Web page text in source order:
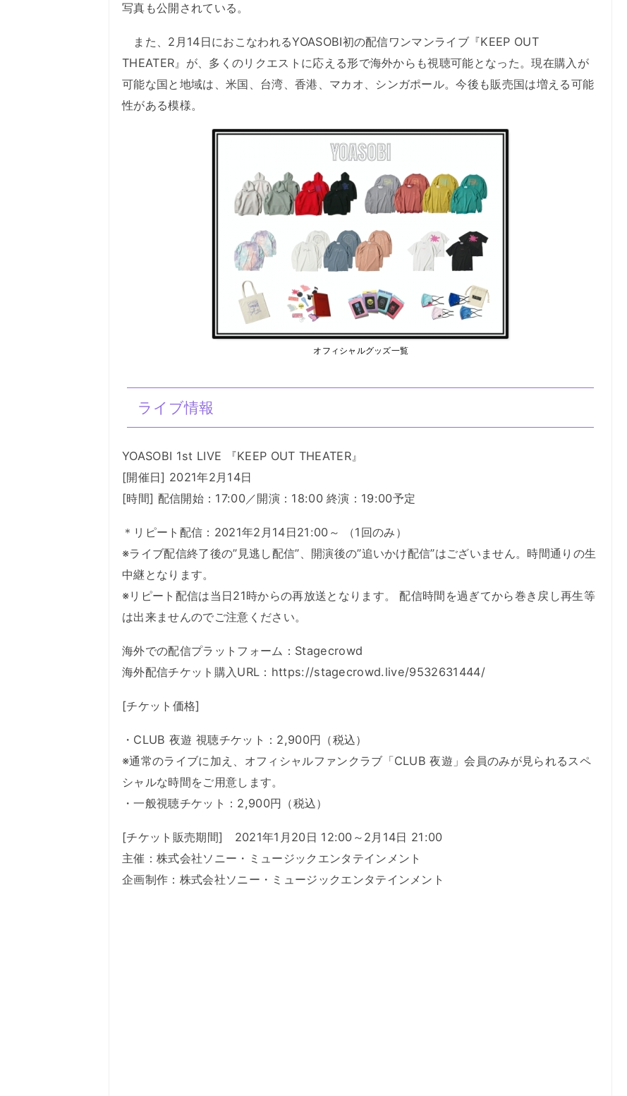
写真も公開されている。
また、2月14日におこなわれるYOASOBI初の配信ワンマンライブ『KEEP OUT
THEATER』が、多くのリクエストに応える形で海外からも視聴可能となった。現在購入が
可能な国と地域は、米国、台湾、香港、マカオ、シンガポール。今後も販売国は増える可能
性がある模様。
オフィシャルグッズ一覧
ライブ情報
YOASOBI 1st LIVE 『KEEP OUT THEATER』
[開催日] 2021年2月14日
[時間] 配信開始：17:00／開演：18:00 終演：19:00予定
＊リピート配信：2021年2月14日21:00～ （1回のみ）
※ライブ配信終了後の”見逃し配信”、開演後の”追いかけ配信”はございません。時間通りの生
中継となります。
※リピート配信は当日21時からの再放送となります。 配信時間を過ぎてから巻き戻し再生等
は出来ませんのでご注意ください。
海外での配信プラットフォーム：Stagecrowd
海外配信チケット購入URL：https://stagecrowd.live/9532631444/
[チケット価格]
・CLUB 夜遊 視聴チケット：2,900円（税込）
※通常のライブに加え、オフィシャルファンクラブ「CLUB 夜遊」会員のみが見られるスペ
シャルな時間をご用意します。
・一般視聴チケット：2,900円（税込）
[チケット販売期間] 2021年1月20日 12:00～2月14日 21:00
主催：株式会社ソニー・ミュージックエンタテインメント
企画制作：株式会社ソニー・ミュージックエンタテインメント